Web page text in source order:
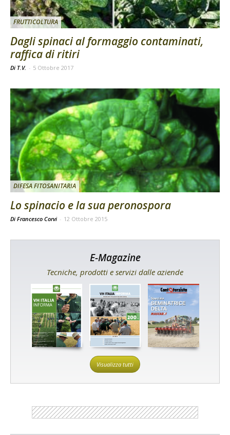
FRUTTICOLTURA
Dagli spinaci al formaggio contaminati,
raffica di ritiri
Di T.V. - 5 Ottobre 2017
DIFESA FITOSANITARIA
Lo spinacio e la sua peronospora
Di Francesco Corvi - 12 Ottobre 2015
E-Magazine
Tecniche, prodotti e servizi dalle aziende
Visualizza tutti